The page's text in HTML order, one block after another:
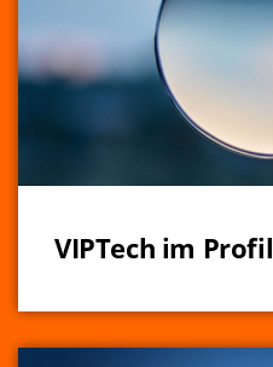
VIPTech im Profil